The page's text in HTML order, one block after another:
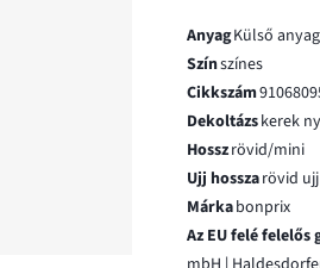
AnyagKülső
Színszínes
Cikkszám
Dekoltázskerek
Hosszrövid/mini
Ujj hosszarövid ujj
Márkabonprix
Az EU felé felelős